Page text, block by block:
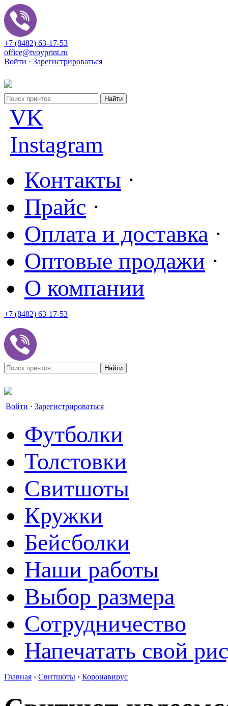
+7 (8482) 63-17-53
office@tvoyprint.ru
Войти · Зарегистрироваться
VK
Instagram
Контакты ·
Прайс ·
Оплата и доставка ·
Оптовые продажи ·
О компании
+7 (8482) 63-17-53
Войти · Зарегистрироваться
Футболки
Толстовки
Свитшоты
Кружки
Бейсболки
Наши работы
Выбор размера
Сотрудничество
Напечатать свой
Главная › Свитшоты › Коронавирус